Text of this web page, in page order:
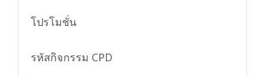
โปรโมชั่น
รหัสกิจกรรม CPD